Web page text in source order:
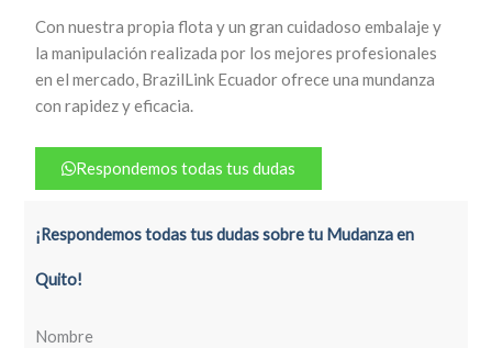
Con nuestra propia flota y un gran cuidadoso embalaje y
la manipulación realizada por los mejores profesionales
en el mercado, BrazilLink Ecuador ofrece una mundanza
con rapidez y eficacia.
Respondemos todas tus dudas
¡Respondemos todas tus dudas sobre tu Mudanza en
Quito!
Nombre